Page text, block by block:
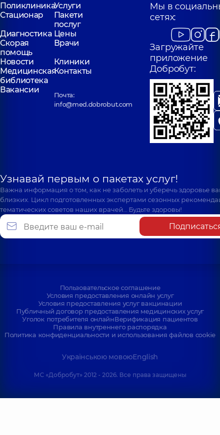
ПоликлиникаУслуги
Стационар
Пакети
послуг
Диагностика Цены
Скорая
помощь
Врачи
Новости
Клиники
Медицинская
библиотека
Контакты
Вакансии
Почта:
info@med.dobrobut.com
Мы в
сетях:
Загружайте
приложение
Добробут:
Узнавай первым о пакетах услуг!
Важна информация о том, как не заболеть и уберечь здоровье
близких. Цикл подготовленных экспертами сезонных
тематических советов наших врачей… Будьте здоровы!
Пользовательское соглашение
Условия предоставления онлайн услуг
Условия предоставления услуг вакцинации
Публичный договор предоставления медицинских услуг
Уголок потребителя онлайнВерификация пациентов
Правила внутреннего распорядка
Политика конфиденциальности и использования файлов cookie
Українською мовоюEnglish
МС «Добробут» 2012 - 2026. Все права защищены